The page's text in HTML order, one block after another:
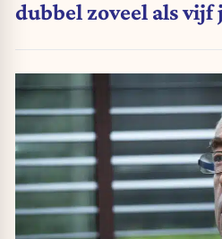
dubbel zoveel als vijf